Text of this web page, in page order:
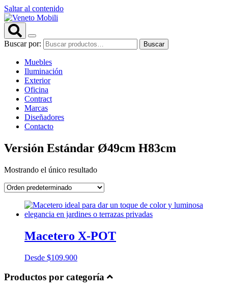
Saltar al contenido
Buscar por: Buscar
Muebles
Iluminación
Exterior
Oficina
Contract
Marcas
Diseñadores
Contacto
Versión Estándar Ø49cm H83cm
Mostrando el único resultado
Macetero X-POT
Desde $109.900
Productos por categoría